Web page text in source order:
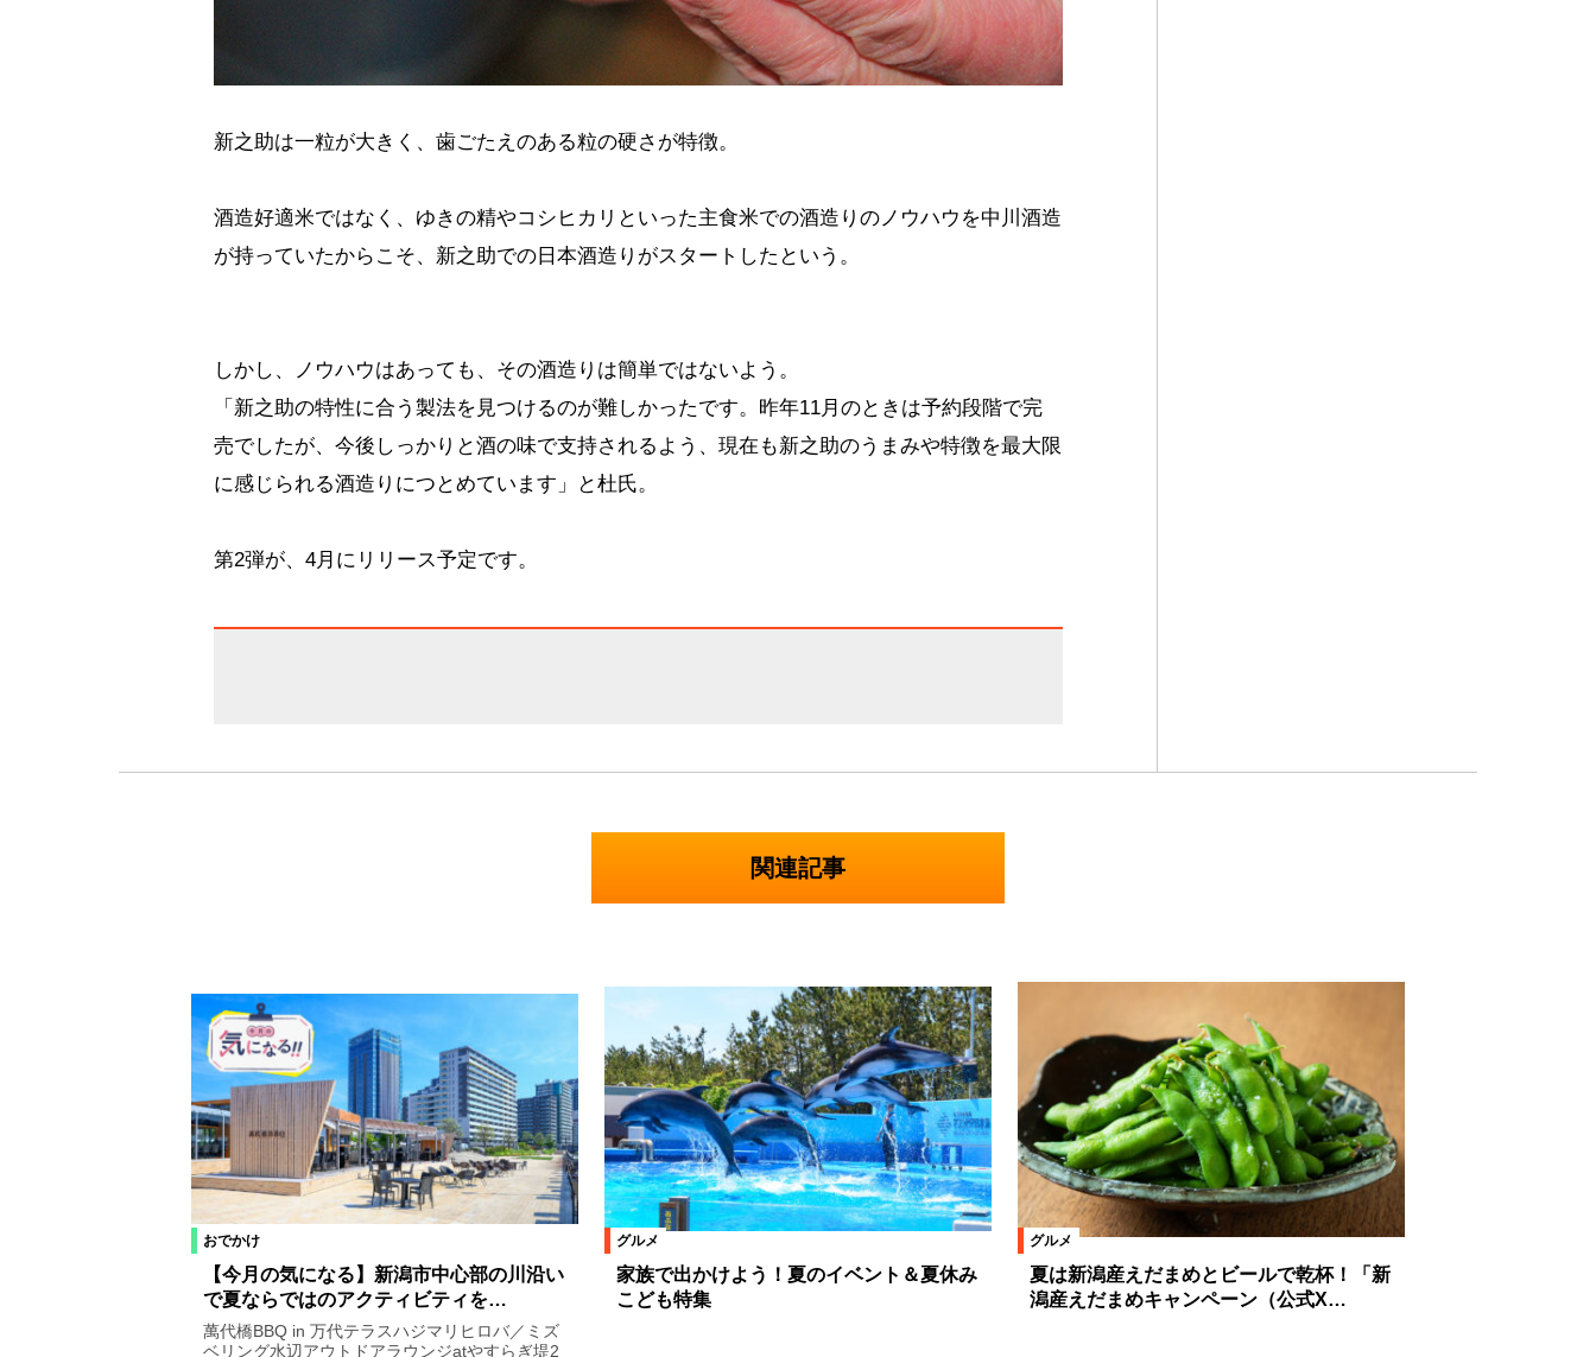
新之助は一粒が大きく、歯ごたえのある粒の硬さが特徴。
酒造好適米ではなく、ゆきの精やコシヒカリといった主食米での酒造りのノウハウを中川酒造
が持っていたからこそ、新之助での日本酒造りがスタートしたという。
しかし、ノウハウはあっても、その酒造りは簡単ではないよう。
「新之助の特性に合う製法を見つけるのが難しかったです。昨年11月のときは予約段階で完
売でしたが、今後しっかりと酒の味で支持されるよう、現在も新之助のうまみや特徴を最大限
に感じられる酒造りにつとめています」と杜氏。
第2弾が、4月にリリース予定です。
関連記事
おでかけ
【今月の気になる】新潟市中心部の川沿い
で夏ならではのアクティビティを…
萬代橋BBQ in 万代テラスハジマリヒロバ／ミズ
ベリング水辺アウトドアラウンジatやすらぎ堤2
グルメ
家族で出かけよう！夏のイベント＆夏休み
こども特集
グルメ
夏は新潟産えだまめとビールで乾杯！「新
潟産えだまめキャンペーン（公式X…